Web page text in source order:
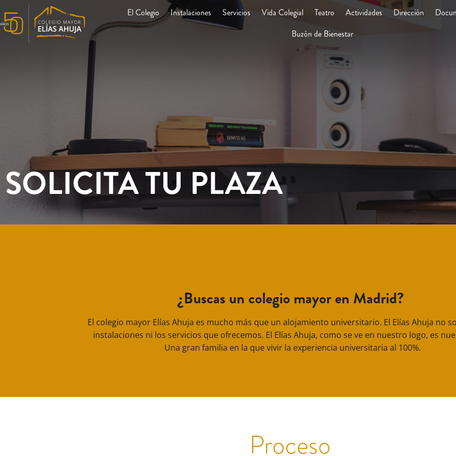
El Colegio Instalaciones Servicios Vida Colegial Teatro Actividades Dirección
Buzón de Bienestar
SOLICITA TU PLAZA
¿Buscas un colegio mayor en Madrid?
El colegio mayor Elías Ahuja es mucho más que un alojamiento universitario. El Elías Ahuja no
instalaciones ni los servicios que ofrecemos. El Elías Ahuja, como se ve en nuestro logo, es
Una gran familia en la que vivir la experiencia universitaria al 100%.
Proceso